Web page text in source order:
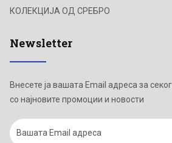
КОЛЕКЦИЈА ОД СРЕБРО
Newsletter
Внесете ја вашата Email адреса за
со најновите промоции и новости